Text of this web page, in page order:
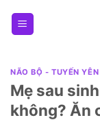
NÃO BỘ - TUYẾN
Mẹ sau
không? Ăn